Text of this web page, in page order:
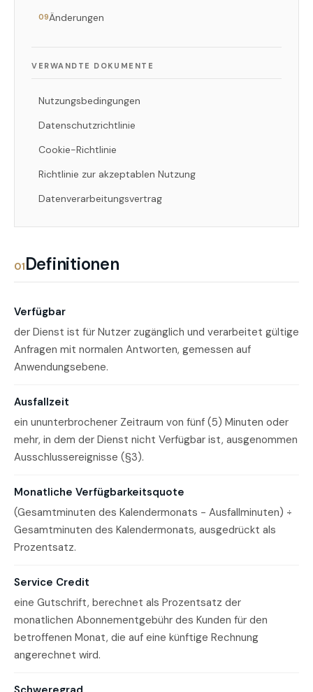
09Änderungen
VERWANDTE DOKUMENTE
Nutzungsbedingungen
Datenschutzrichtlinie
Cookie-Richtlinie
Richtlinie zur akzeptablen Nutzung
Datenverarbeitungsvertrag
01Definitionen
Verfügbar
der Dienst ist für Nutzer zugänglich und verarbeitet gültige
Anfragen mit normalen Antworten, gemessen auf
Anwendungsebene.
Ausfallzeit
ein ununterbrochener Zeitraum von fünf (5) Minuten oder
mehr, in dem der Dienst nicht Verfügbar ist, ausgenommen
Ausschlussereignisse (§3).
Monatliche Verfügbarkeitsquote
(Gesamtminuten des Kalendermonats − Ausfallminuten) ÷
Gesamtminuten des Kalendermonats, ausgedrückt als
Prozentsatz.
Service Credit
eine Gutschrift, berechnet als Prozentsatz der
monatlichen Abonnementgebühr des Kunden für den
betroffenen Monat, die auf eine künftige Rechnung
angerechnet wird.